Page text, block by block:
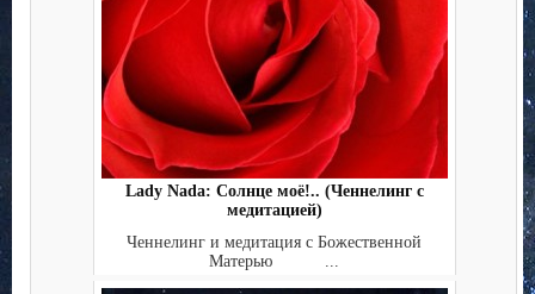
Lady Nada: Солнце моё!.. (Ченнелинг с
медитацией)
Ченнелинг и медитация с Божественной
Матерью ...